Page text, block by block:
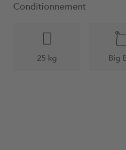
Conditionnement
25 kg Big